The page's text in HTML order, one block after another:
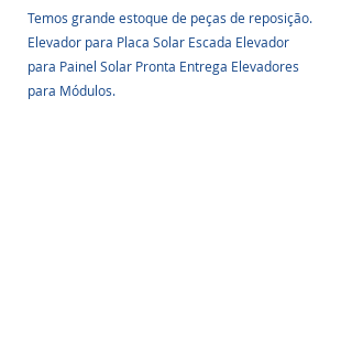
Temos grande estoque de peças de reposição.
Elevador para Placa Solar Escada Elevador
para Painel Solar Pronta Entrega Elevadores
para Módulos.